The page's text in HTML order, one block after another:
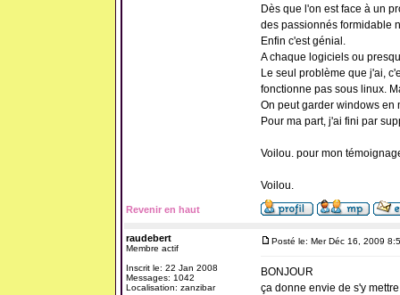
Dès que l'on est face à un
des passionnés formidable
Enfin c'est génial.
A chaque logiciels ou
Le seul problème que j'ai,
fonctionne pas sous linux.
On peut garder windows en
Pour ma part, j'ai fini par
Voilou. pour mon
Voilou.
Revenir en haut
raudebert
Membre actif
Inscrit le: 22 Jan 2008
Messages: 1042
Localisation: zanzibar
Posté le: Mer Déc 16, 2009
BONJOUR
ça donne envie de s'y mettre